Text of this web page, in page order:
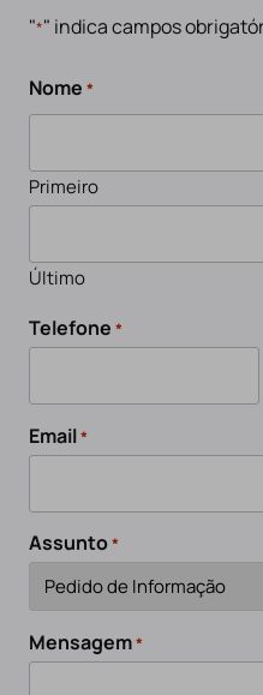
"*" indica campos
Nome *
Primeiro
Último
Telefone *
Email*
Assunto*
Mensagem*